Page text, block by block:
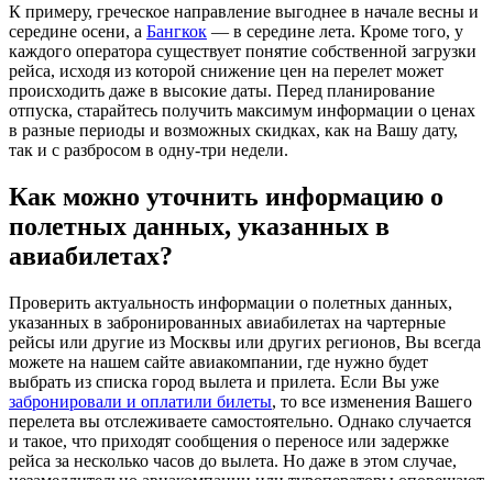
К примеру, греческое направление выгоднее в начале весны и
середине осени, а Бангкок — в середине лета. Кроме того, у
каждого оператора существует понятие собственной загрузки
рейса, исходя из которой снижение цен на перелет может
происходить даже в высокие даты. Перед планирование
отпуска, старайтесь получить максимум информации о ценах
в разные периоды и возможных скидках, как на Вашу дату,
так и с разбросом в одну-три недели.
Как можно уточнить информацию о
полетных данных, указанных в
авиабилетах?
Проверить актуальность информации о полетных данных,
указанных в забронированных авиабилетах на чартерные
рейсы или другие из Москвы или других регионов, Вы всегда
можете на нашем сайте авиакомпании, где нужно будет
выбрать из списка город вылета и прилета. Если Вы уже
забронировали и оплатили билеты, то все изменения Вашего
перелета вы отслеживаете самостоятельно. Однако случается
и такое, что приходят сообщения о переносе или задержке
рейса за несколько часов до вылета. Но даже в этом случае,